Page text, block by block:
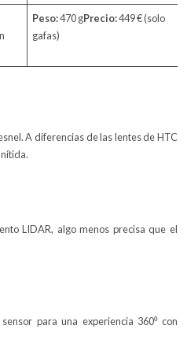
Peso:470 gPrecio:449 € (solo
gafas)
A diferencias de las lentes de HTC
LIDAR, algo menos precisa que el
para una experiencia 360⁰ con